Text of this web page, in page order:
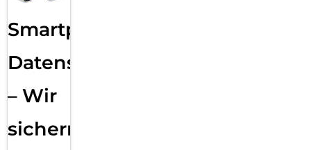
Smartphone
Datensicherung
– Wir
sichern